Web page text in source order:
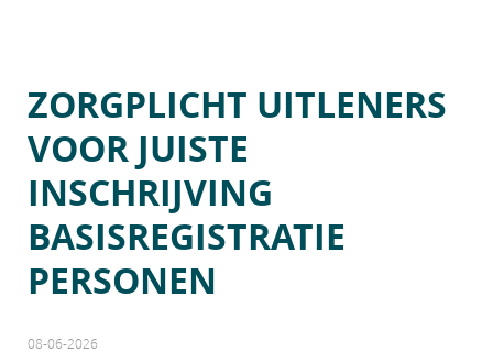
ZORGPLICHT UITLENERS
VOOR JUISTE
INSCHRIJVING
BASISREGISTRATIE
PERSONEN
08-06-2026